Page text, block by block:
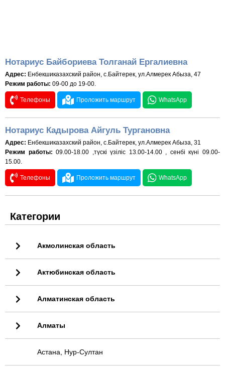
Нотариус Байбориева Толганай Ергалиевна
Адрес: Енбекшиказахский район, с.Байтерек, ул.Алмерек Абыза, 47
Режим работы: 09-00 до 19-00.
Телефоны Проложить маршрут WhatsApp
Нотариус Кадырова Айгуль Тургановна
Адрес: Енбекшиказахский район, с.Байтерек, ул.Алмерек Абыза, 31
Режим работы: 09.00-18.00 ,түскі үзіліс 13.00-14.00 , сенбі күні 09.00-
15.00.
Телефоны Проложить маршрут WhatsApp
Категории
Акмолинская область
Актюбинская область
Алматинская область
Алматы
Астана, Нур-Султан